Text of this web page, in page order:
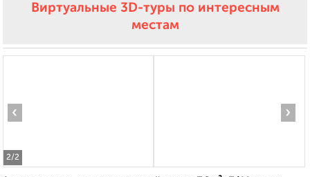
Виртуальные 3D-туры по интересным
местам
2/2
‹ ›